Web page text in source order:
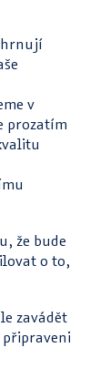
v
prozatím
že bude
o to,
zavádět